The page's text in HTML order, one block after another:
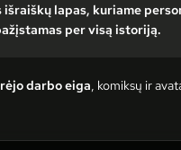
lapas, kuriame
per visą istoriją.
darbo eiga, komiksų ir